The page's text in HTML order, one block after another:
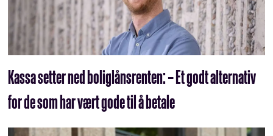
Kassa setter ned boliglånsrenten: – Et godt alternativ
for de som har vært gode til å betale